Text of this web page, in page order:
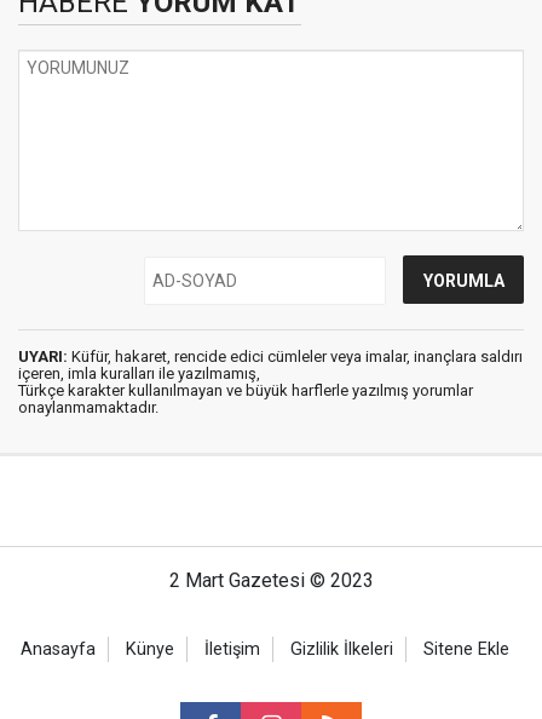
UYARI: Küfür, hakaret, rencide edici cümleler veya imalar, inançlara saldırı
içeren, imla kuralları ile yazılmamış,
Türkçe karakter kullanılmayan ve büyük harflerle yazılmış yorumlar
onaylanmamaktadır.
2 Mart Gazetesi © 2023
Anasayfa Künye İletişim Gizlilik İlkeleri Sitene Ekle